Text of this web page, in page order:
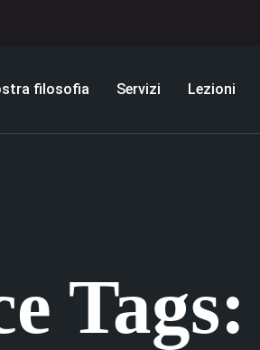
filosofia Servizi Lezioni
Tags: